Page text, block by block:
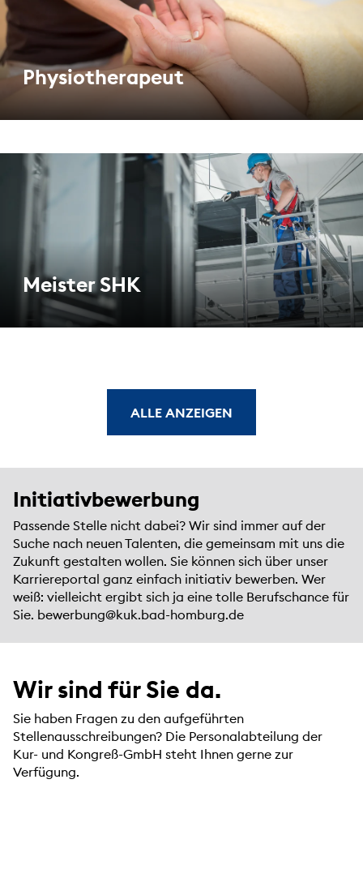
Physiotherapeut
Meister SHK
ALLE ANZEIGEN
Initiativbewerbung
Passende Stelle nicht dabei? Wir sind immer auf der
Suche nach neuen Talenten, die gemeinsam mit uns die
Zukunft gestalten wollen. Sie können sich über unser
Karriereportal ganz einfach initiativ bewerben. Wer
weiß: vielleicht ergibt sich ja eine tolle Berufschance für
Sie. bewerbung@kuk.bad-homburg.de
Wir sind für Sie da.
Sie haben Fragen zu den aufgeführten
Stellenausschreibungen? Die Personalabteilung der
Kur- und Kongreß-GmbH steht Ihnen gerne zur
Verfügung.